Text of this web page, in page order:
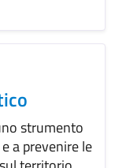
strumento
a prevenire le